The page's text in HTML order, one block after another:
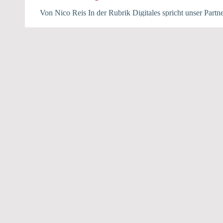
Von Nico Reis In der Rubrik Digitales spricht unser